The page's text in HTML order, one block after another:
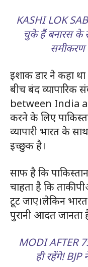
KASHI LOK
चुके हैं बनारस के
समीकरण
इशाक डार ने कहा
बीच बंद
between India
करने के लिए
व्यापारी भारत के
इच्छुक है।
साफ है कि
चाहता है कि ताकी
टूट जाए।लेकिन
पुरानी आदत जानता
MODI AFTER
ही रहेंगे!